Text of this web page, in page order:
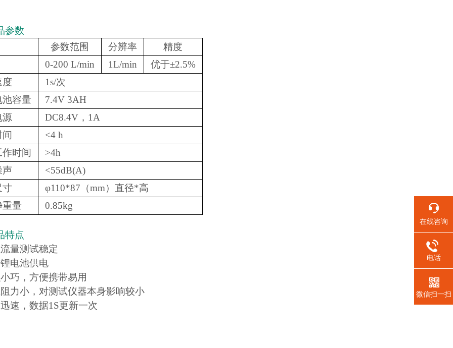
参数
参数范围
分辨率
精度
0-200 L/min
1L/min
优于±2.5%
度
1s/次
容量
7.4V 3AH
源
DC8.4V，1A
<4 h
时间
>4h
声
<55dB(A)
寸
φ110*87（mm）直径*高
重量
0.85kg
特点
量测试稳定
电池供电
巧，方便携带易用
力小，对测试仪器本身影响较小
速，数据1S更新一次
在线咨询
电话
微信扫一扫